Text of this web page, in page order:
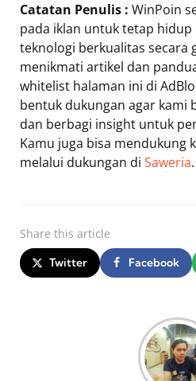
Catatan Penulis : WinPoin
pada iklan untuk tetap
teknologi berkualitas secara
menikmati artikel dan
whitelist halaman ini di
bentuk dukungan agar kami
dan berbagi insight untuk
Kamu juga bisa mendukung
melalui dukungan di Saweria
Share this article
Twitter Facebook